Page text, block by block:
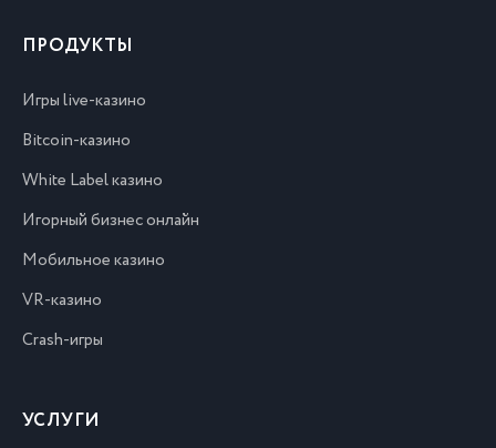
ПРОДУКТЫ
Игры live-казино
Bitcoin-казино
White Label казино
Игорный бизнес онлайн
Мобильное казино
VR-казино
Crash-игры
УСЛУГИ